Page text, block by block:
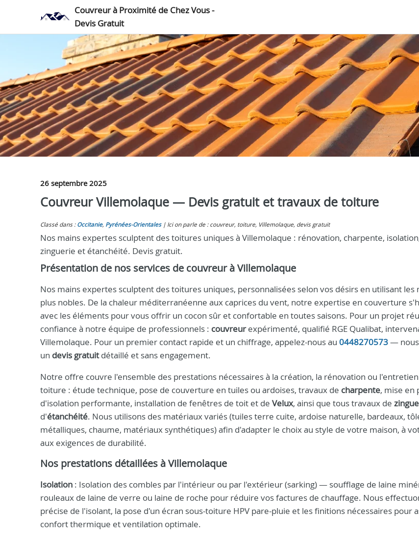
Couvreur à Proximité de Chez Vous -
Devis Gratuit
26 septembre 2025
Couvreur Villemolaque — Devis gratuit et travaux de toiture
Classé dans : Occitanie, Pyrénées-Orientales Ici on parle de : couvreur, toiture, Villemolaque, devis gratuit
Nos mains expertes sculptent des toitures uniques à Villemolaque : rénovation, charpente,
zinguerie et étanchéité. Devis gratuit.
Présentation de nos services de couvreur à Villemolaque
Nos mains expertes sculptent des toitures uniques, personnalisées selon vos désirs en utilisant les
plus nobles. De la chaleur méditerranéenne aux caprices du vent, notre expertise en couverture
avec les éléments pour vous offrir un cocon sûr et confortable en toutes saisons. Pour un projet
confiance à notre équipe de professionnels : couvreurexpérimenté, qualifié RGE Qualibat,
Villemolaque. Pour un premier contact rapide et un chiffrage, appelez-nous au 0448270573—
un devis gratuitdétaillé et sans engagement.
Notre offre couvre l'ensemble des prestations nécessaires à la création, la rénovation ou
toiture : étude technique, pose de couverture en tuiles ou ardoises, travaux de charpente, mise en
d'isolation performante, installation de fenêtres de toit et de Velux, ainsi que tous travaux de
d'étanchéité. Nous utilisons des matériaux variés (tuiles terre cuite, ardoise naturelle, bardeaux,
métalliques, chaume, matériaux synthétiques) afin d'adapter le choix au style de votre maison, à
aux exigences de durabilité.
Nos prestations détaillées à Villemolaque
Isolation : Isolation des combles par l'intérieur ou par l'extérieur (sarking) — soufflage de laine
rouleaux de laine de verre ou laine de roche pour réduire vos factures de chauffage. Nous
précise de l'isolant, la pose d'un écran sous-toiture HPV pare-pluie et les finitions nécessaires pour
confort thermique et ventilation optimale.